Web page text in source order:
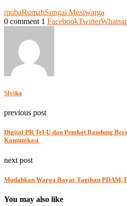
mubaRumahSungai Musiwarga
0 comment 1 FacebookTwitter
Slyika
previous post
Digital PR Tel-U dan Pemkot Bandung
Komunikasi
next post
Mudahkan Warga Bayar Tagihan PDAM,
You may also like